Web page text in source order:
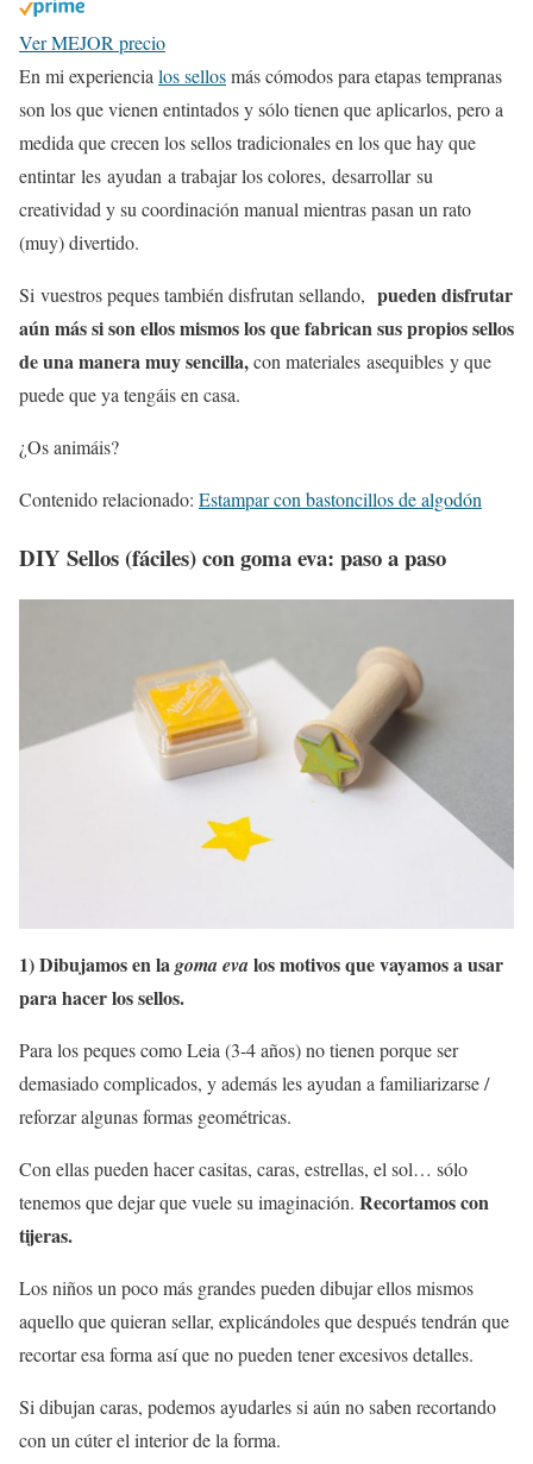
Ver MEJOR precio
En mi experiencia los sellosmás cómodos para etapas tempranas
son los que vienen entintados y sólo tienen que aplicarlos, pero a
medida que crecen los sellos tradicionales en los que hay que
entintar les ayudan a trabajar los colores, desarrollar su
creatividad y su coordinación manual mientras pasan un rato
(muy) divertido.
Si vuestros peques también disfrutan sellando, pueden disfrutar
aún más si son ellos mismos los que fabrican sus propios sellos
de una manera muy sencilla,con materiales asequibles y que
puede que ya tengáis en casa.
¿Os animáis?
Contenido relacionado: Estampar con bastoncillos de algodón
DIY Sellos (fáciles) con goma eva: paso a paso
1) Dibujamos en lagoma evalos motivos que vayamos a usar
para hacer los sellos.
Para los peques como Leia (3-4 años) no tienen porque ser
demasiado complicados, y además les ayudan a familiarizarse /
reforzar algunas formas geométricas.
Con ellas pueden hacer casitas, caras, estrellas, el sol… sólo
tenemos que dejar que vuele su imaginación. Recortamos con
tijeras.
Los niños un poco más grandes pueden dibujar ellos mismos
aquello que quieran sellar, explicándoles que después tendrán que
recortar esa forma así que no pueden tener excesivos detalles.
Si dibujan caras, podemos ayudarles si aún no saben recortando
con un cúter el interior de la forma.